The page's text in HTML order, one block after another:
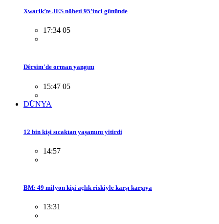
Xwarik’te JES nöbeti 95’inci gününde
17:34 05
Dêrsim'de orman yangını
15:47 05
DÜNYA
12 bin kişi sıcaktan yaşamını yitirdi
14:57
BM: 49 milyon kişi açlık riskiyle karşı karşıya
13:31